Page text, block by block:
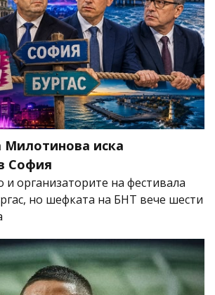
иска
София
и организаторите на фестивала
но шефката на БНТ вече шести